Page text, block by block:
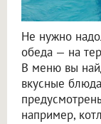
Не нужно
обеда — на
В меню вы
вкусные
например,